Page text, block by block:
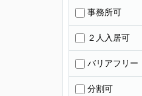
事務所可
２人入居可
バリアフリー
分割可